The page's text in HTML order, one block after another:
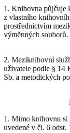
1. Knihovna půjčuje
z vlastního
prostřednictvím
výměnných souborů.
2. Meziknihovní
uživatele podle § 14
Sb. a metodických
1. Mimo knihovnu si
uvedené v čl. 6